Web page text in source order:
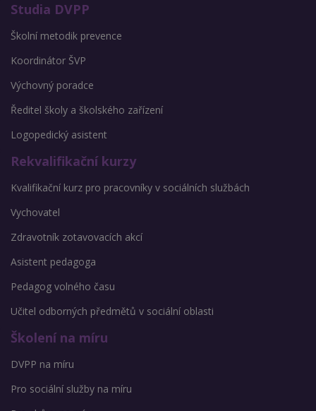
Studia DVPP
Školní metodik prevence
Koordinátor ŠVP
Výchovný poradce
Ředitel školy a školského zařízení
Logopedický asistent
Rekvalifikační kurzy
Kvalifikační kurz pro pracovníky v sociálních službách
Vychovatel
Zdravotník zotavovacích akcí
Asistent pedagoga
Pedagog volného času
Učitel odborných předmětů v sociální oblasti
Školení na míru
DVPP na míru
Pro sociální služby na míru